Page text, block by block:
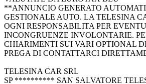
**ANNUNCIO GENERATO
GESTIONALE AUTO. LA TELESINA
OGNI RESPONSABILITA PER
INCONGRUENZE INVOLONTARIE.
CHIARIMENTI SUI VARI OPTIONAL
PREGA DI CONTATTARCI
TELESINA CAR SRL
SP ********** SAN SALVATORE